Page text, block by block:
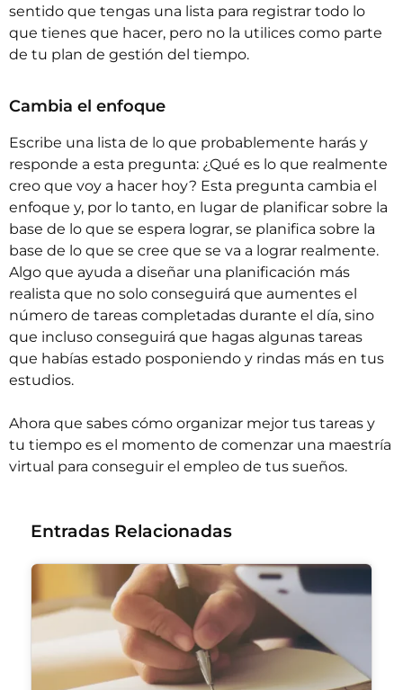
sentido que tengas una lista para registrar todo lo
que tienes que hacer, pero no la utilices como parte
de tu plan de gestión del tiempo.
Cambia el enfoque
Escribe una lista de lo que probablemente harás y
responde a esta pregunta: ¿Qué es lo que realmente
creo que voy a hacer hoy? Esta pregunta cambia el
enfoque y, por lo tanto, en lugar de planificar sobre la
base de lo que se espera lograr, se planifica sobre la
base de lo que se cree que se va a lograr realmente.
Algo que ayuda a diseñar una planificación más
realista que no solo conseguirá que aumentes el
número de tareas completadas durante el día, sino
que incluso conseguirá que hagas algunas tareas
que habías estado posponiendo y rindas más en tus
estudios.
Ahora que sabes cómo organizar mejor tus tareas y
tu tiempo es el momento de comenzar una maestría
virtual para conseguir el empleo de tus sueños.
Entradas Relacionadas